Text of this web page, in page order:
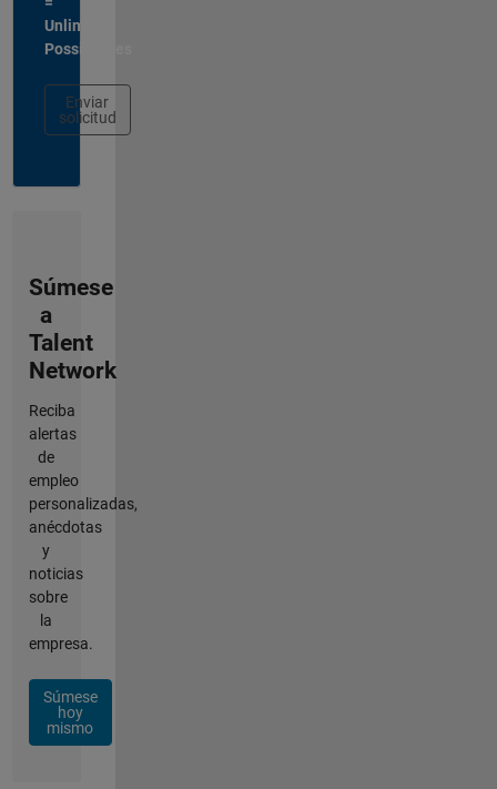
Unlimited
Possibilities
Enviar
solicitud
Súmese
a
Talent
Network
Reciba
alertas
de
empleo
personalizadas,
anécdotas
y
noticias
sobre
la
empresa.
Súmese
hoy
mismo